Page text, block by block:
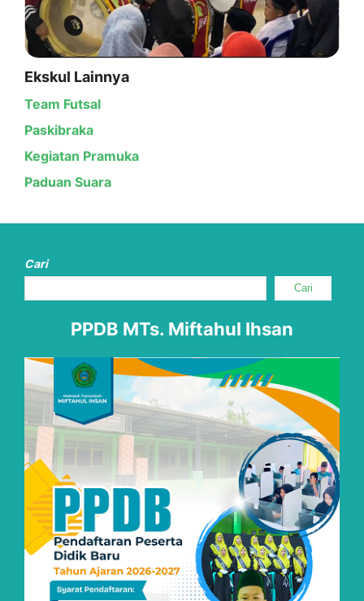
Ekskul Lainnya
Team Futsal
Paskibraka
Kegiatan Pramuka
Paduan Suara
Cari
Cari
PPDB MTs. Miftahul Ihsan